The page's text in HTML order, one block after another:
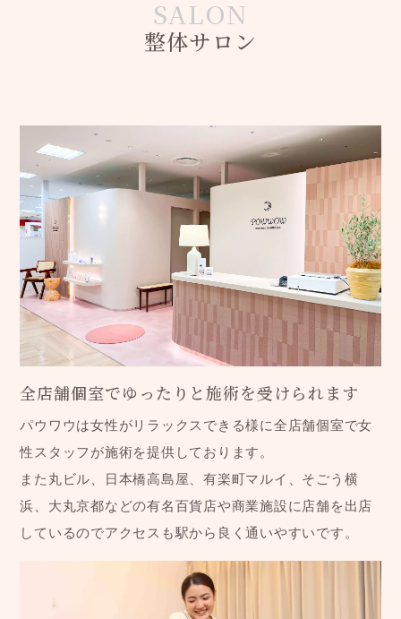
整体サロン
全店舗個室でゆったりと施術を受けられます
パウワウは女性がリラックスできる様に全店舗個室で女
性スタッフが施術を提供しております。
また丸ビル、日本橋高島屋、有楽町マルイ、そごう横
浜、大丸京都などの有名百貨店や商業施設に店舗を出店
しているのでアクセスも駅から良く通いやすいです。